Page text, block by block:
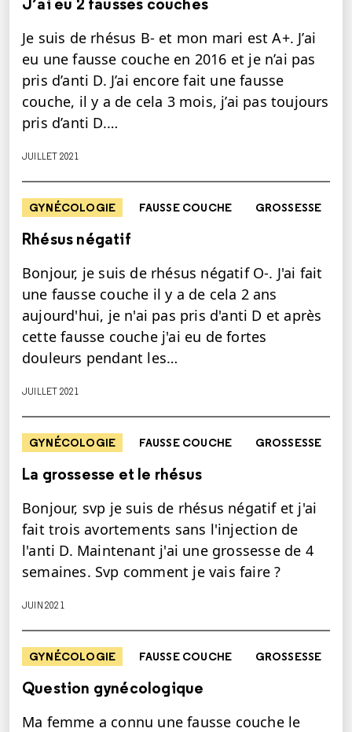
Je suis de rhésus B- et mon mari est A+. J’ai
eu une fausse couche en 2016 et je n’ai pas
pris d’anti D. J’ai encore fait une fausse
couche, il y a de cela 3 mois, j’ai pas toujours
pris d’anti D.…
JUILLET 2021
GYNÉCOLOGIE FAUSSE COUCHE GROSSESSE
Rhésus négatif
Bonjour, je suis de rhésus négatif O-. J'ai fait
une fausse couche il y a de cela 2 ans
aujourd'hui, je n'ai pas pris d'anti D et après
cette fausse couche j'ai eu de fortes
douleurs pendant les…
JUILLET 2021
GYNÉCOLOGIE FAUSSE COUCHE GROSSESSE
La grossesse et le rhésus
Bonjour, svp je suis de rhésus négatif et j'ai
fait trois avortements sans l'injection de
l'anti D. Maintenant j'ai une grossesse de 4
semaines. Svp comment je vais faire ?
JUIN 2021
GYNÉCOLOGIE FAUSSE COUCHE GROSSESSE
Question gynécologique
Ma femme a connu une fausse couche le